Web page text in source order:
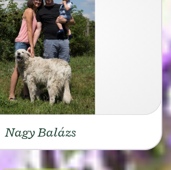
Nagy Balázs